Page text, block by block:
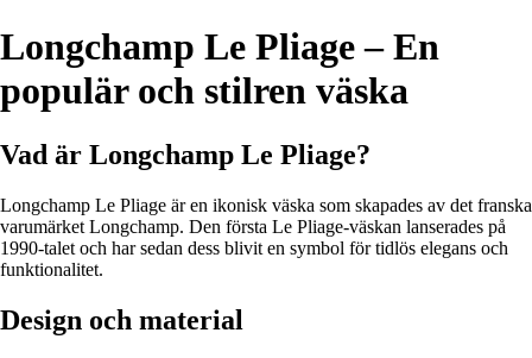
Longchamp Le Pliage – En
populär och stilren väska
Vad är Longchamp Le Pliage?
Longchamp Le Pliage är en ikonisk väska som skapades av det franska
varumärket Longchamp. Den första Le Pliage-väskan lanserades på
1990-talet och har sedan dess blivit en symbol för tidlös elegans och
funktionalitet.
Design och material